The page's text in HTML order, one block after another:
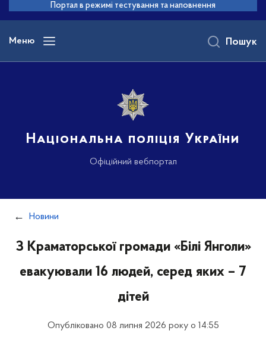
основного
вмісту
Портал в режимі тестування та наповнення
Меню
Національна поліція України
Офіційний вебпортал
Пошук
Новини
З Краматорської громади «Білі Янголи»
евакуювали 16 людей, серед яких – 7
дітей
Опубліковано 08 липня 2026 року о 14:55